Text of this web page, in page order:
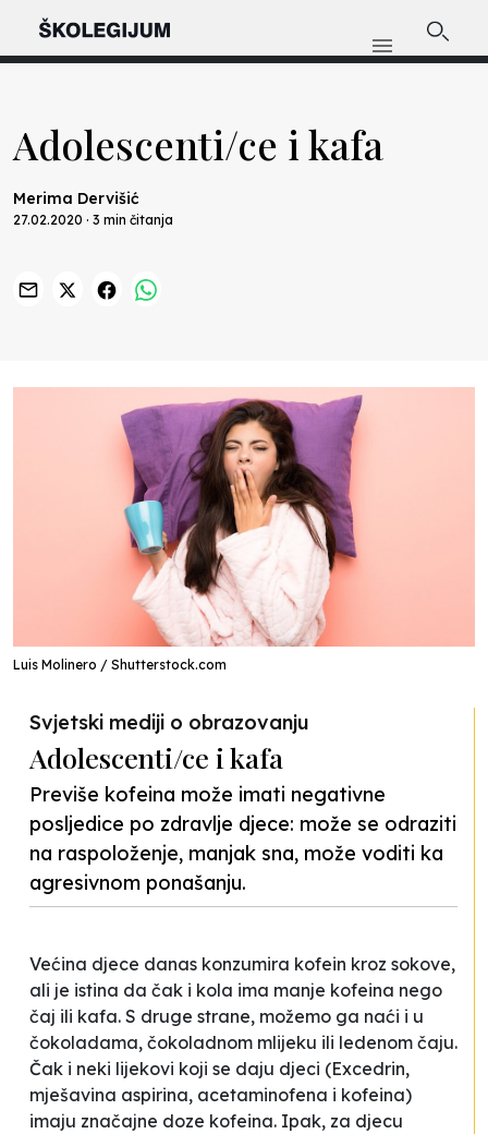
Adolescenti/ce i kafa
Merima Dervišić
27.02.2020 · 3 min čitanja
Luis Molinero / Shutterstock.com
Svjetski mediji o obrazovanju
Adolescenti/ce i kafa
Previše kofeina može imati negativne
posljedice po zdravlje djece: može se odraziti
na raspoloženje, manjak sna, može voditi ka
agresivnom ponašanju.
Većina djece danas konzumira kofein kroz sokove,
ali je istina da čak i kola ima manje kofeina nego
čaj ili kafa. S druge strane, možemo ga naći i u
čokoladama, čokoladnom mlijeku ili ledenom čaju.
Čak i neki lijekovi koji se daju djeci (Excedrin,
mješavina aspirina, acetaminofena i kofeina)
imaju značajne doze kofeina. Ipak, za djecu